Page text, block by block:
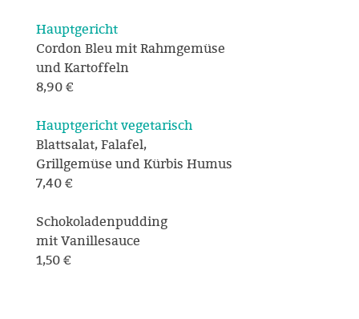
Hauptgericht
Cordon Bleu mit Rahmgemüse
und Kartoffeln
8,90 €
Hauptgericht vegetarisch
Blattsalat, Falafel,
Grillgemüse und Kürbis Humus
7,40 €
Schokoladenpudding
mit Vanillesauce
1,50 €